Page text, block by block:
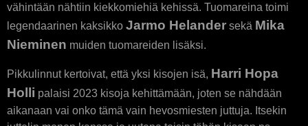
vähintään nähtiin kiekkomiehiä kehissä. Tuomareina toimi
legendaarinen kaksikko Jarmo Helander sekä Mika
Nieminen muiden tuomareiden lisäksi.
Pikkulinnut kertoivat, että yksi kisojen isä, Harri Hopa
Holli palaisi 2023 kisoja kehittämään, joten se nähdään
aikanaan vai onko tämä vain hevosmiesten juttuja. Itsekin